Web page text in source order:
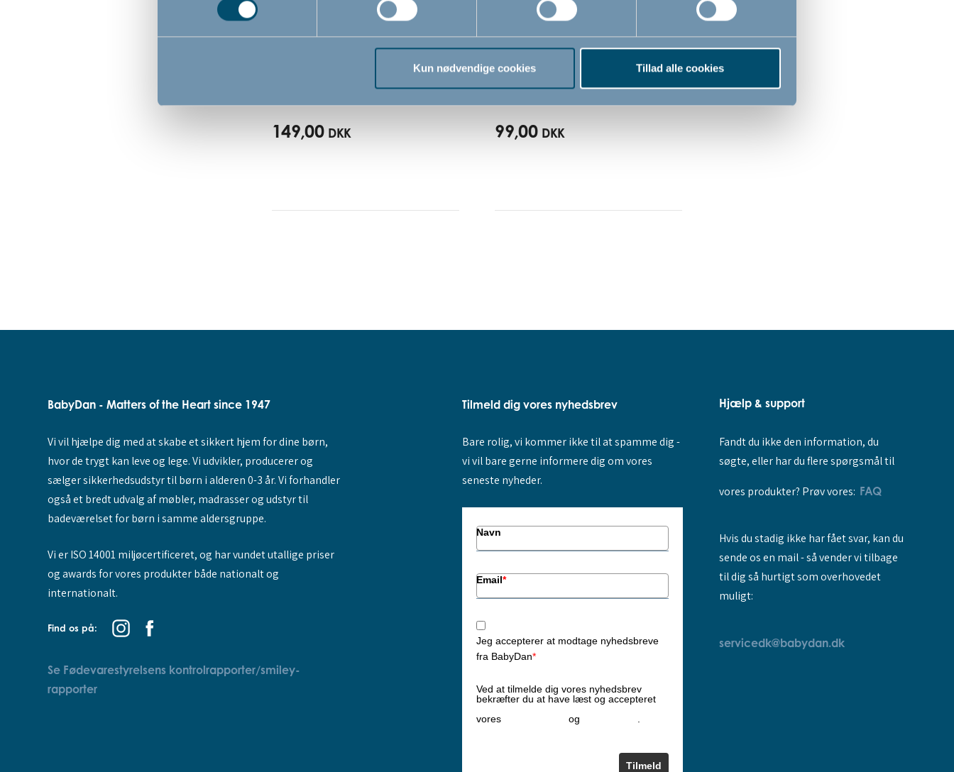
Kun nødvendige cookies Tillad alle cookies
Deluxe myggenet til barnevogn
149,00 DKK
Myggenet til barnevogn by
99,00 DKK
BabyDan - Matters of the Heart since 1947
Vi vil hjælpe dig med at skabe et sikkert hjem for dine børn,
hvor de trygt kan leve og lege. Vi udvikler, producerer og
sælger sikkerhedsudstyr til børn i alderen 0-3 år. Vi forhandler
også et bredt udvalg af møbler, madrasser og udstyr til
badeværelset for børn i samme aldersgruppe.
Vi er ISO 14001 miljøcertificeret, og har vundet utallige priser
og awards for vores produkter både nationalt og
internationalt.
Find os på:
Se Fødevarestyrelsens kontrolrapporter/smiley-
rapporter
Tilmeld dig vores nyhedsbrev
Bare rolig, vi kommer ikke til at spamme dig -
vi vil bare gerne informere dig om vores
seneste nyheder.
Navn
Email*
Jeg accepterer at modtage nyhedsbreve
fra BabyDan*
Ved at tilmelde dig vores nyhedsbrev
bekræfter du at have læst og accepteret
vores
og
Tilmeld
Hjælp & support
Fandt du ikke den information, du
søgte, eller har du flere spørgsmål til
vores produkter? Prøv vores: FAQ
Hvis du stadig ikke har fået svar, kan du
sende os en mail - så vender vi tilbage
til dig så hurtigt som overhovedet
muligt:
servicedk@babydan.dk